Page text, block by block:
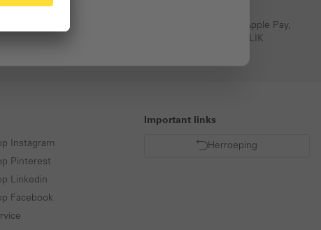
PayPal, Klarna, Credit Card, Apple Pay,
iDEAL| WERO, bancontact, BLIK
Instagram
Pinterest
Linkedin
Facebook
Important links
Herroeping